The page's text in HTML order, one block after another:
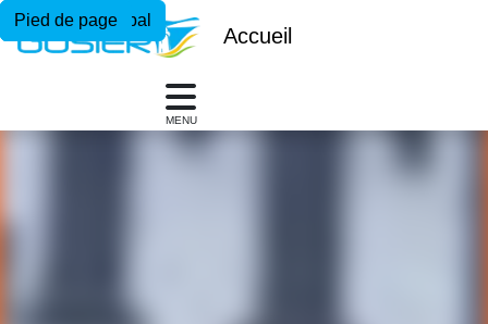
Menu principal
Contenu principal
Pied de page
Accueil
MENU